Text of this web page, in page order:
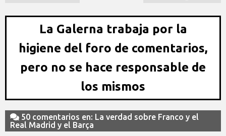
La Galerna trabaja por la
higiene del foro de comentarios,
pero no se hace responsable de
los mismos
50 comentarios en: La verdad sobre Franco y el
Real Madrid y el Barça